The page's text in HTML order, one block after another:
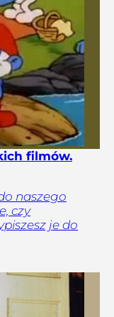
filmów.
naszego
czy
je do